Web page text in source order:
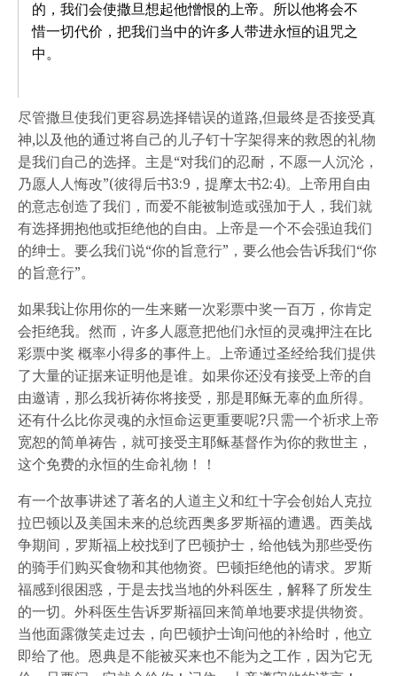
的，我们会使撒旦想起他憎恨的上帝。所以他将会不
惜一切代价，把我们当中的许多人带进永恒的诅咒之
中。
尽管撒旦使我们更容易选择错误的道路,但最终是否接受真
神,以及他的通过将自己的儿子钉十字架得来的救恩的礼物
是我们自己的选择。主是“对我们的忍耐，不愿一人沉沦，
乃愿人人悔改”(彼得后书3:9，提摩太书2:4)。上帝用自由
的意志创造了我们，而爱不能被制造或强加于人，我们就
有选择拥抱他或拒绝他的自由。上帝是一个不会强迫我们
的绅士。要么我们说“你的旨意行”，要么他会告诉我们“你
的旨意行”。
如果我让你用你的一生来赌一次彩票中奖一百万，你肯定
会拒绝我。然而，许多人愿意把他们永恒的灵魂押注在比
彩票中奖 概率小得多的事件上。上帝通过圣经给我们提供
了大量的证据来证明他是谁。如果你还没有接受上帝的自
由邀请，那么我祈祷你将接受，那是耶稣无辜的血所得。
还有什么比你灵魂的永恒命运更重要呢?只需一个祈求上帝
宽恕的简单祷告，就可接受主耶稣基督作为你的救世主，
这个免费的永恒的生命礼物！！
有一个故事讲述了著名的人道主义和红十字会创始人克拉
拉巴顿以及美国未来的总统西奥多罗斯福的遭遇。西美战
争期间，罗斯福上校找到了巴顿护士，给他钱为那些受伤
的骑手们购买食物和其他物资。巴顿拒绝他的请求。罗斯
福感到很困惑，于是去找当地的外科医生，解释了所发生
的一切。外科医生告诉罗斯福回来简单地要求提供物资。
当他面露微笑走过去，向巴顿护士询问他的补给时，他立
即给了他。恩典是不能被买来也不能为之工作，因为它无